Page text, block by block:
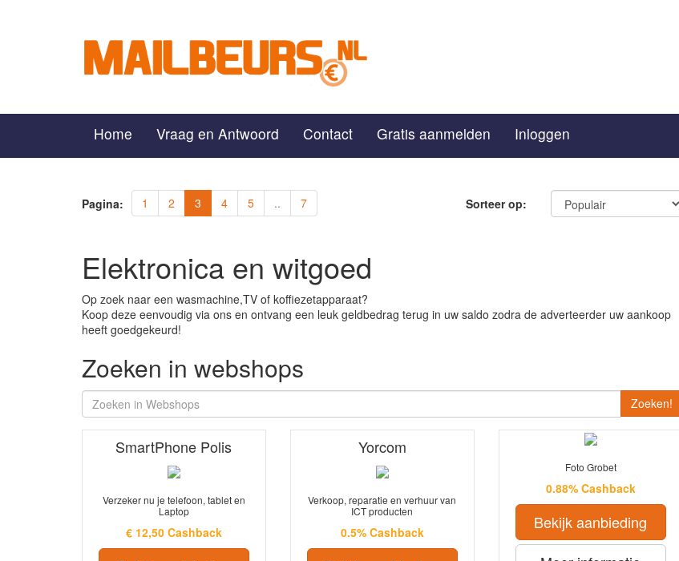
Home Vraag en Antwoord Contact Gratis aanmelden Inloggen
Pagina: 1 2 3 4 5 .. 7 Sorteer op:
Elektronica en witgoed
Op zoek naar een wasmachine,TV of koffiezetapparaat?
Koop deze eenvoudig via ons en ontvang een leuk geldbedrag terug in uw saldo zodra de adverteerder uw aankoop
heeft goedgekeurd!
Zoeken in webshops
Zoeken!
SmartPhone Polis
Verzeker nu je telefoon, tablet en
Laptop
€ 12,50 Cashback
Yorcom
Verkoop, reparatie en verhuur van
ICT producten
0.5% Cashback
Foto Grobet
0.88% Cashback
Bekijk aanbieding